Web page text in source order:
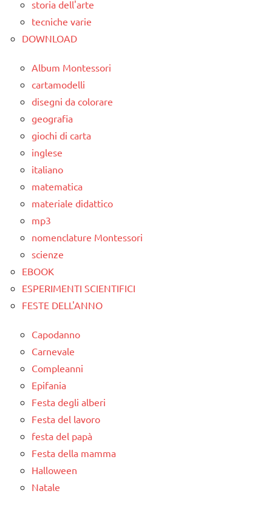
storia dell'arte
tecniche varie
DOWNLOAD
Album Montessori
cartamodelli
disegni da colorare
geografia
giochi di carta
inglese
italiano
matematica
materiale didattico
mp3
nomenclature Montessori
scienze
EBOOK
ESPERIMENTI SCIENTIFICI
FESTE DELL'ANNO
Capodanno
Carnevale
Compleanni
Epifania
Festa degli alberi
Festa del lavoro
festa del papà
Festa della mamma
Halloween
Natale